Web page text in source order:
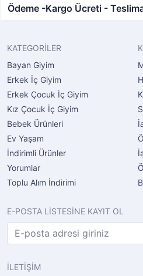
Ödeme -Kargo Ücreti -
KATEGORİLER
Bayan Giyim
Erkek İç Giyim
Erkek Çocuk İç Giyim
Kız Çocuk İç Giyim
Bebek Ürünleri
Ev Yaşam
İndirimli Ürünler
Yorumlar
Toplu Alım İndirimi
E-POSTA LİSTESİNE KAYIT OL
İLETİŞİM